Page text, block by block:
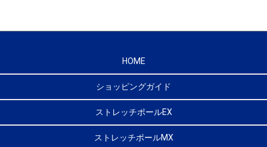
HOME
ショッピングガイド
ストレッチポールEX
ストレッチポールMX